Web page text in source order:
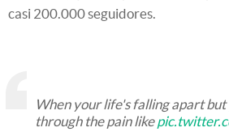
casi 200.000 seguidores.
When your life's falling apart
through the pain like